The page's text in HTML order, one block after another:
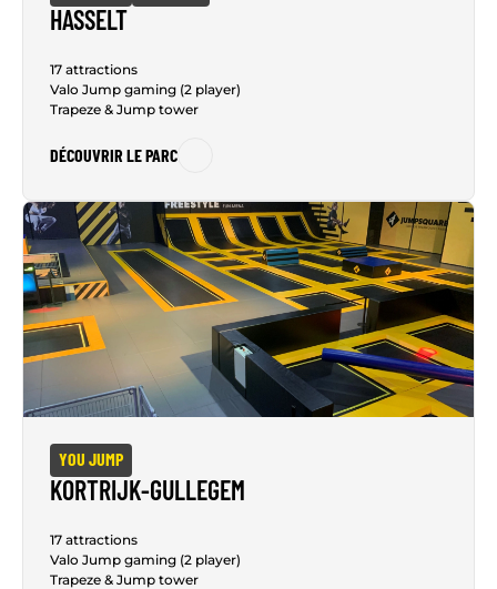
HASSELT
17 attractions
Valo Jump gaming (2 player)
Trapeze & Jump tower
DÉCOUVRIR LE PARC
YOU JUMP
KORTRIJK-GULLEGEM
17 attractions
Valo Jump gaming (2 player)
Trapeze & Jump tower